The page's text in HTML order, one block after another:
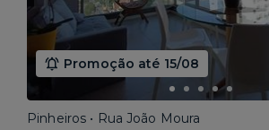
Promoção até 15/08
Pinheiros • Rua João Moura